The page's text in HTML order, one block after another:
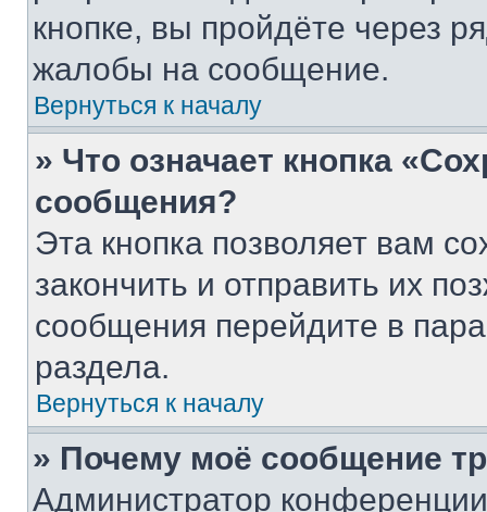
кнопке, вы пройдёте через
жалобы на сообщение.
Вернуться к началу
» Что означает кнопка
сообщения?
Эта кнопка позволяет вам
закончить и отправить их
сообщения перейдите в
раздела.
Вернуться к началу
» Почему моё сообщение
Администратор